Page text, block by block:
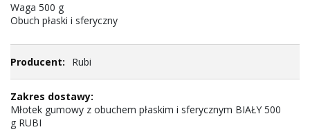
Waga 500 g
Obuch płaski i sferyczny
Rubi
Młotek gumowy z obuchem płaskim i sferycznym BIAŁY 500
g RUBI